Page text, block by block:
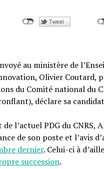
au ministère de
Olivier Coutard,
du Comité national du
déclare sa
l’actuel PDG du
de son poste et l’avis
dernier. Celui-ci à
succession.